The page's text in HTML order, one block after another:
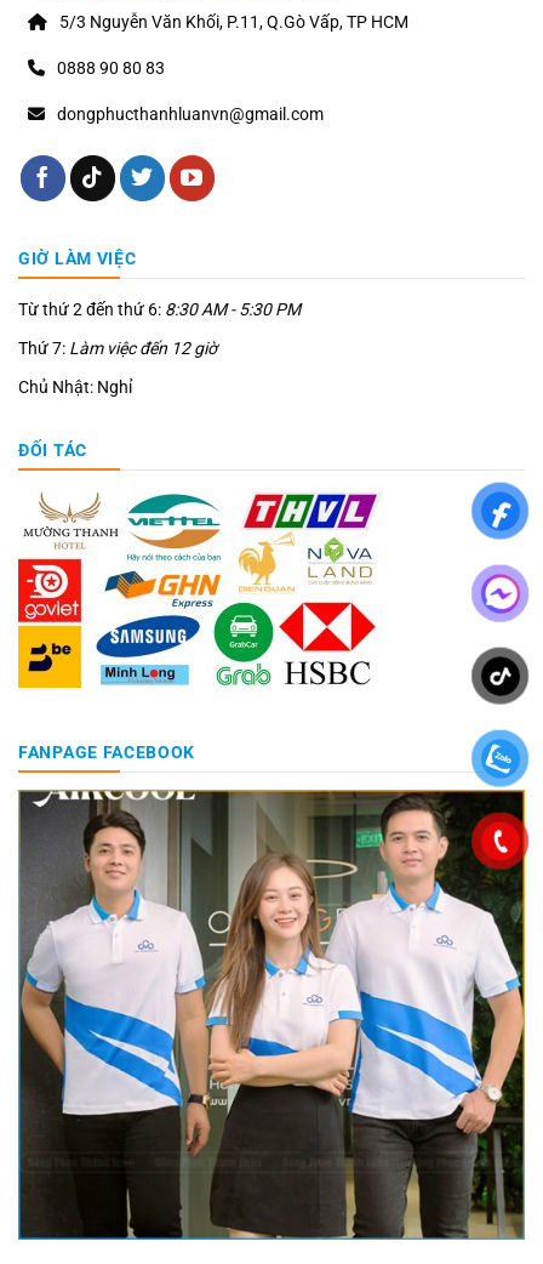
5/3 Nguyễn Văn Khối, P.11, Q.Gò Vấp, TP HCM
0888 90 80 83
dongphucthanhluanvn@gmail.com
GIỜ LÀM VIỆC
Từ thứ 2 đến thứ 6: 8:30 AM - 5:30 PM
Thứ 7: Làm việc đến 12 giờ
Chủ Nhật: Nghỉ
ĐỐI TÁC
FANPAGE FACEBOOK